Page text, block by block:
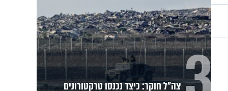
אחי, מחכים רק לך: יום התפילין